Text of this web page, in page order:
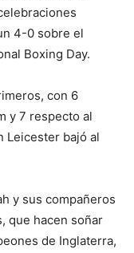
4-0 sobre el
Boxing Day.
con 6
y 7 respecto al
Leicester bajó al
y sus compañeros
que hacen soñar
de Inglaterra,